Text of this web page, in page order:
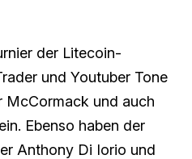
der Litecoin-
und Youtuber Tone
McCormack und auch
Ebenso haben der
Anthony Di Iorio und